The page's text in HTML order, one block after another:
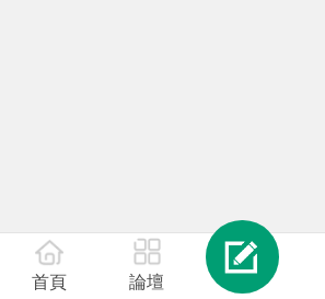
首頁 論壇